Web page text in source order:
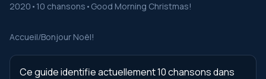
2020 • 10 chansons • Good Morning Christmas!
Accueil/Bonjour Noël!
Ce guide identifie actuellement 10 chansons dans